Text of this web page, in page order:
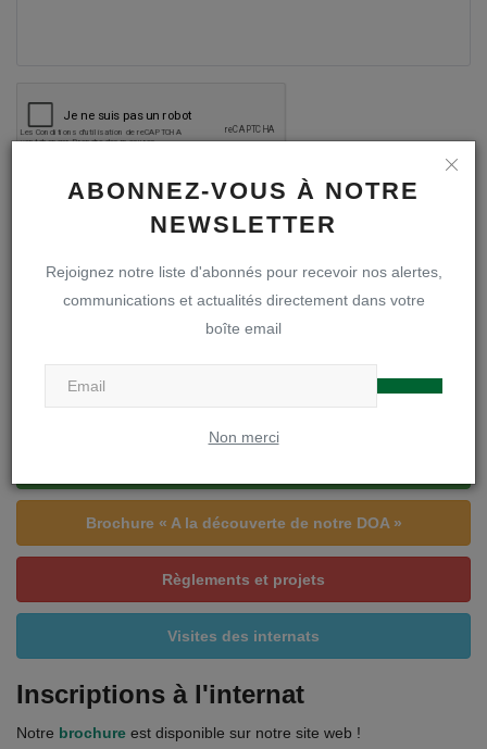
ABONNEZ-VOUS À NOTRE
NEWSLETTER
Rejoignez notre liste d'abonnés pour recevoir nos alertes,
communications et actualités directement dans votre
boîte email
Non merci
Poster le commentaire
Brochure « A la découverte de notre DOA »
Règlements et projets
Visites des internats
Inscriptions à l'internat
Notre brochure est disponible sur notre site web !